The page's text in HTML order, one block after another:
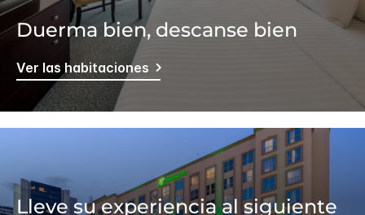
Duerma bien, descanse bien
Ver las habitaciones
Lleve su experiencia al siguiente